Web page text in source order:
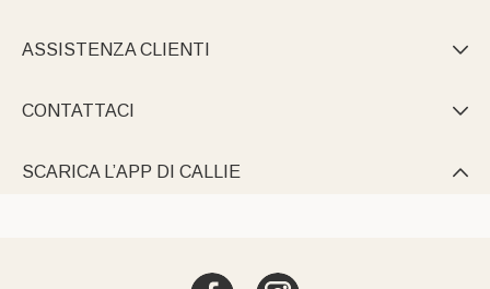
ASSISTENZA CLIENTI 
CONTATTACI 
SCARICA L’APP DI CALLIE 